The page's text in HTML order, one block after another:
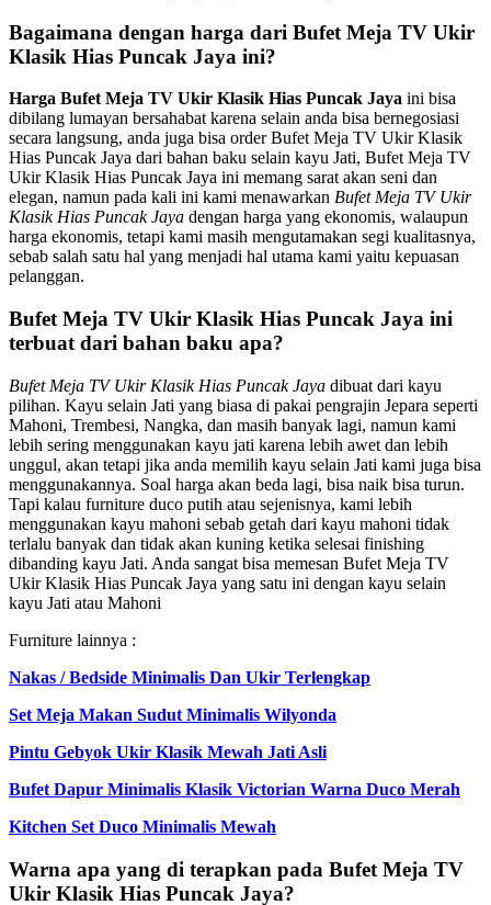
Bagaimana dengan harga dari Bufet Meja TV Ukir
Klasik Hias Puncak Jaya ini?
Harga Bufet Meja TV Ukir Klasik Hias Puncak Jaya ini bisa
dibilang lumayan bersahabat karena selain anda bisa bernegosiasi
secara langsung, anda juga bisa order Bufet Meja TV Ukir Klasik
Hias Puncak Jaya dari bahan baku selain kayu Jati, Bufet Meja TV
Ukir Klasik Hias Puncak Jaya ini memang sarat akan seni dan
elegan, namun pada kali ini kami menawarkan Bufet Meja TV Ukir
Klasik Hias Puncak Jaya dengan harga yang ekonomis, walaupun
harga ekonomis, tetapi kami masih mengutamakan segi kualitasnya,
sebab salah satu hal yang menjadi hal utama kami yaitu kepuasan
pelanggan.
Bufet Meja TV Ukir Klasik Hias Puncak Jaya ini
terbuat dari bahan baku apa?
Bufet Meja TV Ukir Klasik Hias Puncak Jaya dibuat dari kayu
pilihan. Kayu selain Jati yang biasa di pakai pengrajin Jepara seperti
Mahoni, Trembesi, Nangka, dan masih banyak lagi, namun kami
lebih sering menggunakan kayu jati karena lebih awet dan lebih
unggul, akan tetapi jika anda memilih kayu selain Jati kami juga bisa
menggunakannya. Soal harga akan beda lagi, bisa naik bisa turun.
Tapi kalau furniture duco putih atau sejenisnya, kami lebih
menggunakan kayu mahoni sebab getah dari kayu mahoni tidak
terlalu banyak dan tidak akan kuning ketika selesai finishing
dibanding kayu Jati. Anda sangat bisa memesan Bufet Meja TV
Ukir Klasik Hias Puncak Jaya yang satu ini dengan kayu selain
kayu Jati atau Mahoni
Furniture lainnya :
Nakas / Bedside Minimalis Dan Ukir Terlengkap
Set Meja Makan Sudut Minimalis Wilyonda
Pintu Gebyok Ukir Klasik Mewah Jati Asli
Bufet Dapur Minimalis Klasik Victorian Warna Duco Merah
Kitchen Set Duco Minimalis Mewah
Warna apa yang di terapkan pada Bufet Meja TV
Ukir Klasik Hias Puncak Jaya?